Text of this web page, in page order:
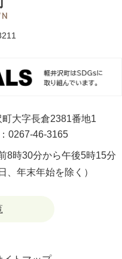
大字長倉2381番地1
0267-46-3165
8時30分から午後5時15分
、年末年始を除く）